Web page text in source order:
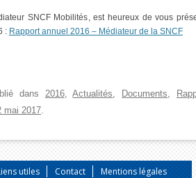
SNCF Mobilités, est heureux de vous
: Rapport annuel 2016 – Médiateur de la SNCF
dans 2016,Actualités, Documents,
mai 2017.
utiles Contact Mentions légales